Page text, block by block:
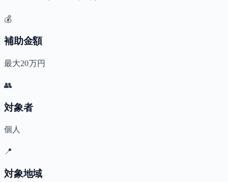
💰
補助金額
最大20万円
👥
対象者
個人
📍
対象地域